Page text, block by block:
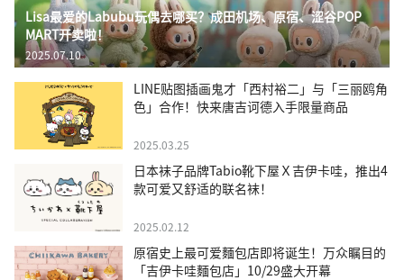
Lisa最爱的Labubu玩偶去哪买？成田机场、原宿、涩谷POP
MART开卖啦！
2025.07.10
LINE贴图插画鬼才「西村裕二」与「三丽鸥角
色」合作！快来唐吉诃德入手限量商品
2025.03.25
日本袜子品牌Tabio靴下屋Ｘ吉伊卡哇，推出4
款可爱又舒适的联名袜！
2025.02.12
原宿史上最可爱麵包店即将诞生！万众瞩目的
「吉伊卡哇麵包店」10/29盛大开幕